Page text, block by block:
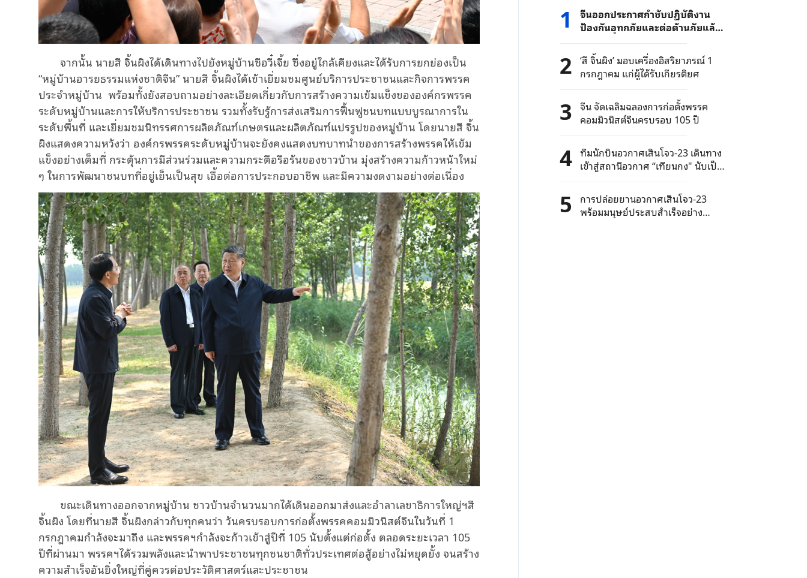
จากนั้น นายสี จิ้นผิงได้เดินทางไปยังหมู่บ้านซีอวี๋เจี้ย ซึ่งอยู่ใกล้เคียงและได้รับการยกย่องเป็น
“หมู่บ้านอารยธรรมแห่งชาติจีน” นายสี จิ้นผิงได้เข้าเยี่ยมชมศูนย์บริการประชาชนและกิจการพรรค
ประจำหมู่บ้าน พร้อมทั้งยังสอบถามอย่างละเอียดเกี่ยวกับการสร้างความเข้มแข็งขององค์กรพรรค
ระดับหมู่บ้านและการให้บริการประชาชน รวมทั้งรับรู้การส่งเสริมการฟื้นฟูชนบทแบบบูรณาการใน
ระดับพื้นที่ และเยี่ยมชมนิทรรศการผลิตภัณฑ์เกษตรและผลิตภัณฑ์แปรรูปของหมู่บ้าน โดยนายสี จิ้น
ผิงแสดงความหวังว่า องค์กรพรรคระดับหมู่บ้านจะยังคงแสดงบทบาทนำของการสร้างพรรคให้เข้ม
แข็งอย่างเต็มที่ กระตุ้นการมีส่วนร่วมและความกระตือรือร้นของชาวบ้าน มุ่งสร้างความก้าวหน้าใหม่
ๆ ในการพัฒนาชนบทที่อยู่เย็นเป็นสุข เอื้อต่อการประกอบอาชีพ และมีความงดงามอย่างต่อเนื่อง
ขณะเดินทางออกจากหมู่บ้าน ชาวบ้านจำนวนมากได้เดินออกมาส่งและอำลาเลขาธิการใหญ่ฯสี
จิ้นผิง โดยที่นายสี จิ้นผิงกล่าวกับทุกคนว่า วันครบรอบการก่อตั้งพรรคคอมมิวนิสต์จีนในวันที่ 1
กรกฎาคมกำลังจะมาถึง และพรรคฯกำลังจะก้าวเข้าสู่ปีที่ 105 นับตั้งแต่ก่อตั้ง ตลอดระยะเวลา 105
ปีที่ผ่านมา พรรคฯได้รวมพลังและนำพาประชาชนทุกชนชาติทั่วประเทศต่อสู้อย่างไม่หยุดยั้ง จนสร้าง
ความสำเร็จอันยิ่งใหญ่ที่คู่ควรต่อประวัติศาสตร์และประชาชน
1
จีนออกประกาศกำชับปฏิบัติงาน
ป้องกันอุทกภัยและต่อต้านภัยแล้ง
ให้ดีอย่างเต็มที่
2 ‘สี จิ้นผิง’ มอบเครื่องอิสริยาภรณ์ 1
กรกฎาคม แก่ผู้ได้รับเกียรติยศ
3 จีน จัดเฉลิมฉลองการก่อตั้งพรรค
คอมมิวนิสต์จีนครบรอบ 105 ปี
4 ทีมนักบินอวกาศเสินโจว-23 เดินทาง
เข้าสู่สถานีอวกาศ “เทียนกง" นับเป็น
"การพบปะกันในอวกาศ" ของนักบิน
อวกาศจีนครั้งที่ 8
5
การปล่อยยานอวกาศเสินโจว-23
พร้อมมนุษย์ประสบสำเร็จอย่าง